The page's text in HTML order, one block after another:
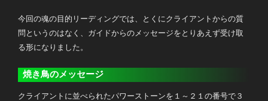
今回の魂の目的リーディングでは、とくにクライアントからの質
問というのはなく、ガイドからのメッセージをとりあえず受け取
る形になりました。
焼き鳥のメッセージ
クライアントに並べられたパワーストーンを１～２１の番号で３